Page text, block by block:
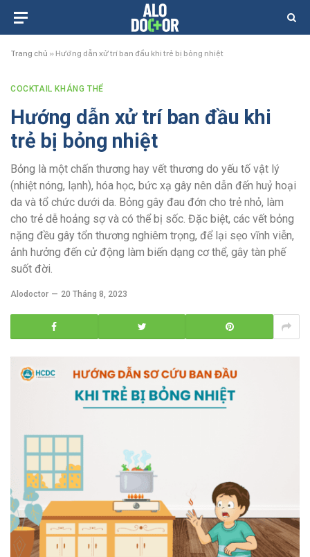
Trang chủ » Hướng dẫn xử trí ban đầu khi trẻ bị bỏng nhiệt
COCKTAIL KHÁNG THỂ
Hướng dẫn xử trí ban đầu khi
trẻ bị bỏng nhiệt
Bỏng là một chấn thương hay vết thương do yếu tố vật lý
(nhiệt nóng, lạnh), hóa học, bức xạ gây nên dẫn đến huỷ hoại
da và tổ chức dưới da. Bỏng gây đau đớn cho trẻ nhỏ, làm
cho trẻ dễ hoảng sợ và có thể bị sốc. Đặc biệt, các vết bỏng
nặng đều gây tổn thương nghiêm trọng, để lại sẹo vĩnh viễn,
ảnh hưởng đến cử động làm biến dạng cơ thể, gây tàn phế
suốt đời.
Alodoctor 20 Tháng 8, 2023